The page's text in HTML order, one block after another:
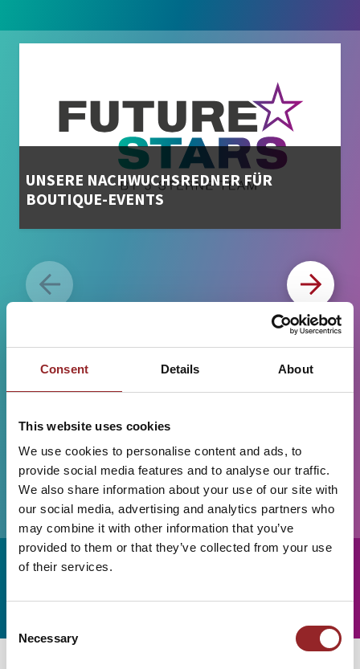
Consent Details About
This website uses cookies
We use cookies to personalise content and ads, to
provide social media features and to analyse our traffic.
We also share information about your use of our site with
our social media, advertising and analytics partners who
may combine it with other information that you’ve
provided to them or that they’ve collected from your use
of their services.
Selection
Necessary
UNSERE NACHWUCHSREDNER FÜR
BOUTIQUE-EVENTS